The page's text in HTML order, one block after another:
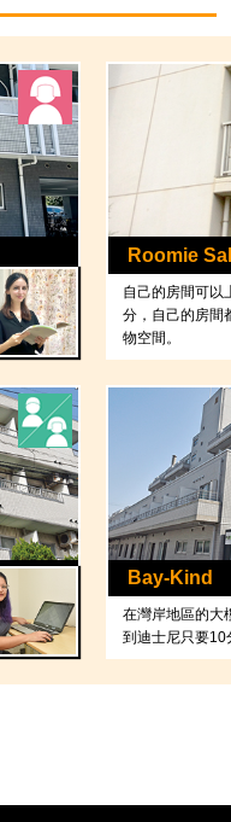
Roomie
自己的房間可以
分，自己的房間
物空間。
Bay-Kind
在灣岸地區的大
到迪士尼只要10